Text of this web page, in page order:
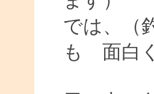
では、（
も 面白